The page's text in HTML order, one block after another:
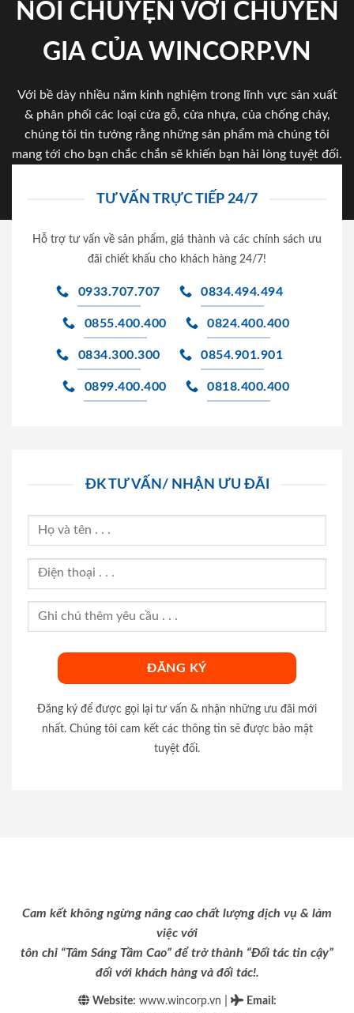
NÓI CHUYỆN VỚI CHUYÊN
GIA CỦA WINCORP.VN
Với bề dày nhiều năm kinh nghiệm trong lĩnh vực sản xuất
& phân phối các loại cửa gỗ, cửa nhựa, của chống cháy,
chúng tôi tin tưởng rằng những sản phẩm mà chúng tôi
mang tới cho bạn chắc chắn sẽ khiến bạn hài lòng tuyệt đối.
TƯ VẤN TRỰC TIẾP 24/7
Hỗ trợ tư vấn về sản phẩm, giá thành và các chính sách ưu
đãi chiết khấu cho khách hàng 24/7!
0933.707.707 0834.494.494
0855.400.400 0824.400.400
0834.300.300 0854.901.901
0899.400.400 0818.400.400
ĐK TƯ VẤN/ NHẬN ƯU ĐÃI
Đăng ký để được gọi lại tư vấn & nhận những ưu đãi mới
nhất. Chúng tôi cam kết các thông tin sẽ được bảo mật
tuyệt đối.
Cam kết không ngừng nâng cao chất lượng dịch vụ & làm
việc với
tôn chỉ “Tâm Sáng Tầm Cao” để trở thành “Đối tác tin cậy”
đối với khách hàng và đối tác!.
Website: www.wincorp.vn Email :